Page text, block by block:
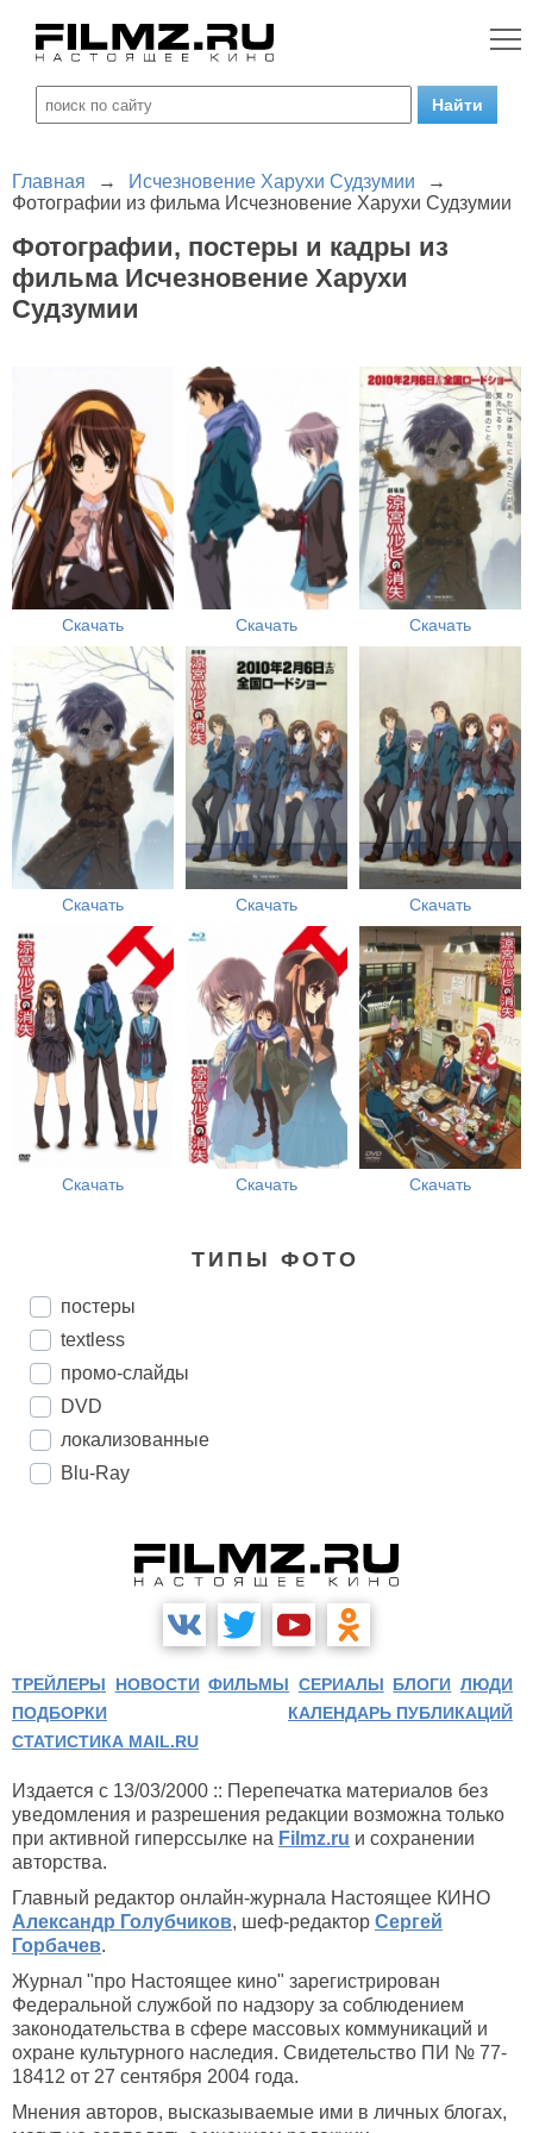
Главная → Исчезновение Харухи Судзумии
→
Фотографии из фильма Исчезновение Харухи Судзумии
Фотографии, постеры и кадры из
фильма Исчезновение Харухи
Судзумии
Скачать Скачать Скачать
Скачать Скачать Скачать
Скачать Скачать Скачать
ТИПЫ ФОТО
постеры
textless
промо-слайды
DVD
локализованные
Blu-Ray
ТРЕЙЛЕРЫ НОВОСТИ ФИЛЬМЫ СЕРИАЛЫ БЛОГИ ЛЮДИ
ПОДБОРКИ
КАЛЕНДАРЬ ПУБЛИКАЦИЙ
СТАТИСТИКА MAIL.RU
Издается с 13/03/2000 :: Перепечатка материалов без
уведомления и разрешения редакции возможна только
при активной гиперссылке на Filmz.ru и сохранении
авторства.
Главный редактор онлайн-журнала Настоящее КИНО
Александр Голубчиков, шеф-редактор Сергей
Горбачев.
Журнал "про Настоящее кино" зарегистрирован
Федеральной службой по надзору за соблюдением
законодательства в сфере массовых коммуникаций и
охране культурного наследия. Свидетельство ПИ № 77-
18412 от 27 сентября 2004 года.
Мнения авторов, высказываемые ими в личных блогах,